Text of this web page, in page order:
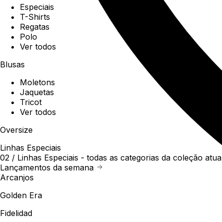
Especiais
T-Shirts
Regatas
Polo
Ver todos
Blusas
Moletons
Jaquetas
Tricot
Ver todos
Oversize
Linhas Especiais
02 / Linhas Especiais - todas as categorias da coleção
Lançamentos da semana
Arcanjos
Golden Era
Fidelidad